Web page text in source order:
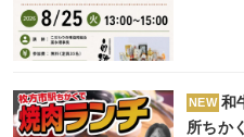
NEW 和
所ちか